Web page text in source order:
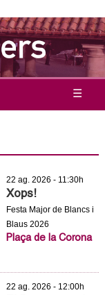
☰
e
a
22 ag. 2026 - 11:30h
Xops!
Festa Major de Blancs i
Blaus 2026
Plaça de la Corona
22 ag. 2026 - 12:00h